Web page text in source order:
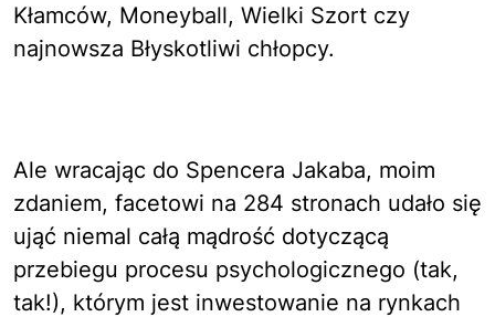
Kłamców, Moneyball, Wielki Szort czy
najnowsza Błyskotliwi chłopcy.
Ale wracając do Spencera Jakaba, moim
zdaniem, facetowi na 284 stronach udało się
ująć niemal całą mądrość dotyczącą
przebiegu procesu psychologicznego (tak,
tak!), którym jest inwestowanie na rynkach